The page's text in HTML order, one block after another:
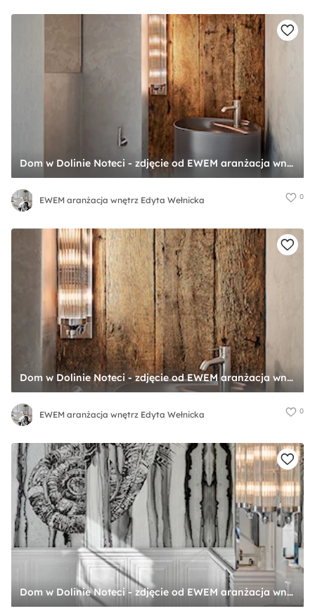
Dom w Dolinie Noteci - zdjęcie od EWEM aranżacja wnętrz Edyta Wełnicka
EWEM aranżacja wnętrz Edyta Wełnicka 0
Dom w Dolinie Noteci - zdjęcie od EWEM aranżacja wnętrz Edyta Wełnicka
EWEM aranżacja wnętrz Edyta Wełnicka 0
Dom w Dolinie Noteci - zdjęcie od EWEM aranżacja wnętrz Edyta Wełnicka